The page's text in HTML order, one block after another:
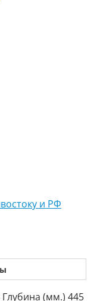
и РФ
(мм.) 445